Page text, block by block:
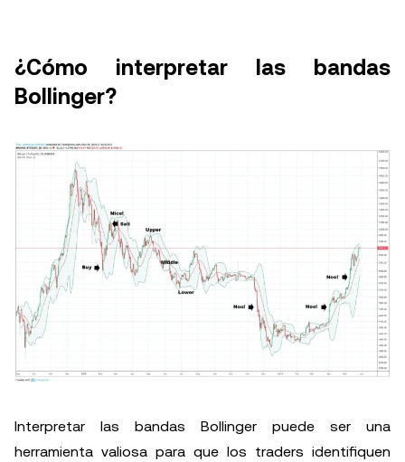
¿Cómo interpretar las bandas
Bollinger?
Interpretar las bandas Bollinger puede ser una
herramienta valiosa para que los traders identifiquen